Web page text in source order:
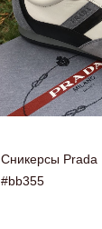
Сникерсы Prada
#bb355